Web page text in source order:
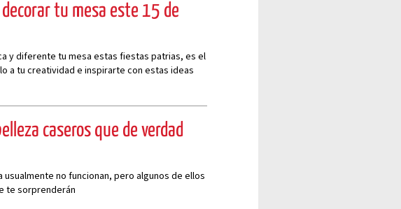
tu mesa este 15 de
y diferente tu mesa estas fiestas patrias, es el
a tu creatividad e inspirarte con estas ideas
caseros que de verdad
no funcionan, pero algunos de ellos
te sorprenderán